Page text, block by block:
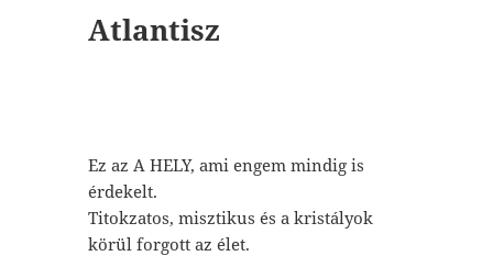
VÁSÁRLÁS / KOSÁR
Atlantisz
Ez az A HELY, ami engem mindig is
érdekelt.
Titokzatos, misztikus és a kristályok
körül forgott az élet.